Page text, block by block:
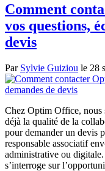
Comment
vos questions,
devis
Par Sylvie Guiziou le 28
Chez Optim Office, nous
déjà la qualité de la
pour demander un devis
responsable associatif
administrative ou
s’interroge sur